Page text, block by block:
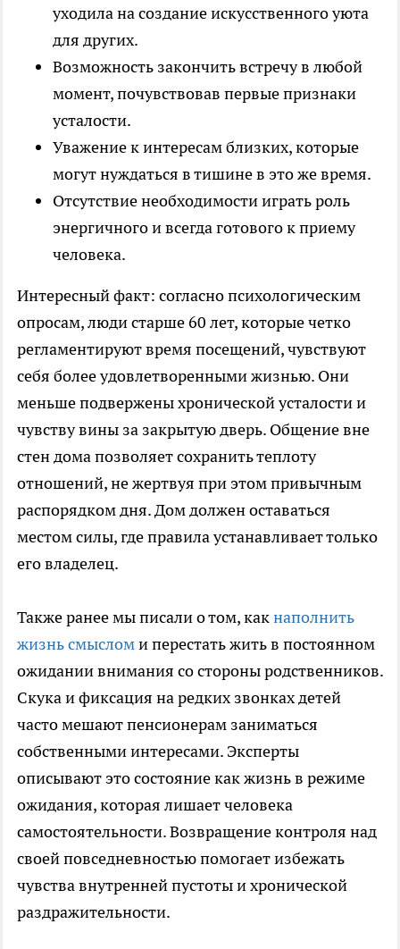
уходила на создание искусственного уюта
для других.
Возможность закончить встречу в любой
момент, почувствовав первые признаки
усталости.
Уважение к интересам близких, которые
могут нуждаться в тишине в это же время.
Отсутствие необходимости играть роль
энергичного и всегда готового к приему
человека.
Интересный факт: согласно психологическим
опросам, люди старше 60 лет, которые четко
регламентируют время посещений, чувствуют
себя более удовлетворенными жизнью. Они
меньше подвержены хронической усталости и
чувству вины за закрытую дверь. Общение вне
стен дома позволяет сохранить теплоту
отношений, не жертвуя при этом привычным
распорядком дня. Дом должен оставаться
местом силы, где правила устанавливает только
его владелец.
Также ранее мы писали о том, какнаполнить
жизнь смысломи перестать жить в постоянном
ожидании внимания со стороны родственников.
Скука и фиксация на редких звонках детей
часто мешают пенсионерам заниматься
собственными интересами. Эксперты
описывают это состояние как жизнь в режиме
ожидания, которая лишает человека
самостоятельности. Возвращение контроля над
своей повседневностью помогает избежать
чувства внутренней пустоты и хронической
раздражительности.